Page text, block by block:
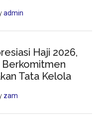
admin
Haji 2026,
Berkomitmen
Tata Kelola
zam